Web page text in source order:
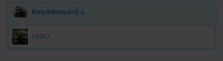
kunyankunyanさん
NERO